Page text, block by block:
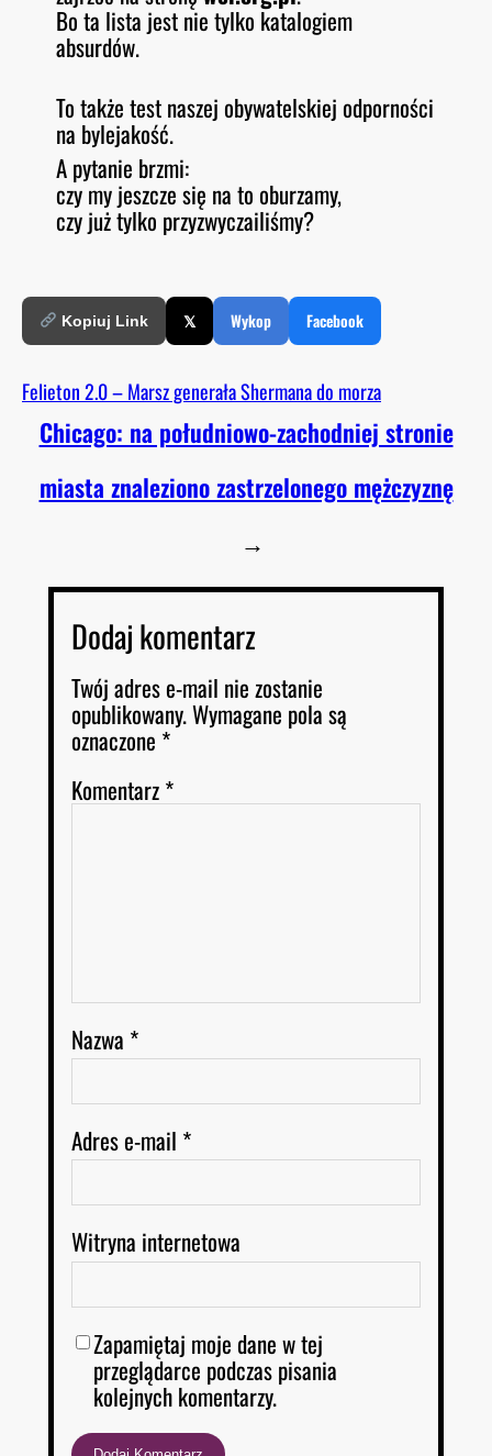
Bo ta lista jest nie tylko katalogiem
absurdów.
To także test naszej obywatelskiej odporności
na bylejakość.
A pytanie brzmi:
czy my jeszcze się na to oburzamy,
czy już tylko przyzwyczailiśmy?
Kopiuj Link 𝕏 Wykop Facebook
Felieton 2.0 – Marsz generała Shermana do morza
Chicago: na południowo-zachodniej stronie
miasta znaleziono zastrzelonego mężczyznę
→
Dodaj komentarz
Twój adres e-mail nie zostanie
opublikowany.Wymagane pola są
oznaczone *
Komentarz*
Nazwa *
Adres e-mail *
Witryna internetowa
Zapamiętaj moje dane w tej
przeglądarce podczas pisania
kolejnych komentarzy.